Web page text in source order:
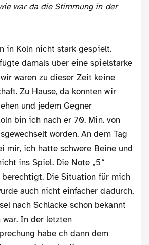
war da die Stimmung in der
in Köln nicht stark gespielt.
damals über eine spielstarke
waren zu dieser Zeit keine
Zu Hause, da konnten wir
und jedem Gegner
bin ich nach er 70. Min. von
worden. An dem Tag
mir, ich hatte schwere Beine und
ins Spiel. Die Note „5“
berechtigt. Die Situation für mich
auch nicht einfacher dadurch,
nach Schlacke schon bekannt
war. In der letzten
habe ch dann dem